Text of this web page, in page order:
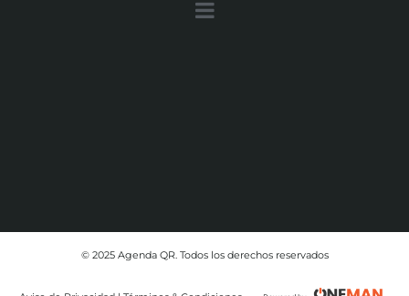
© 2025 Agenda QR. Todos los derechos reservados